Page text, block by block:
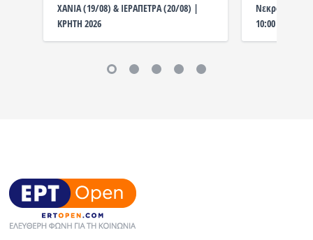
ΧΑΝΙΑ (19/08) & ΙΕΡΑΠΕΤΡΑ (20/08) |
ΚΡΗΤΗ 2026
Νεκροταφείο
10:00 το